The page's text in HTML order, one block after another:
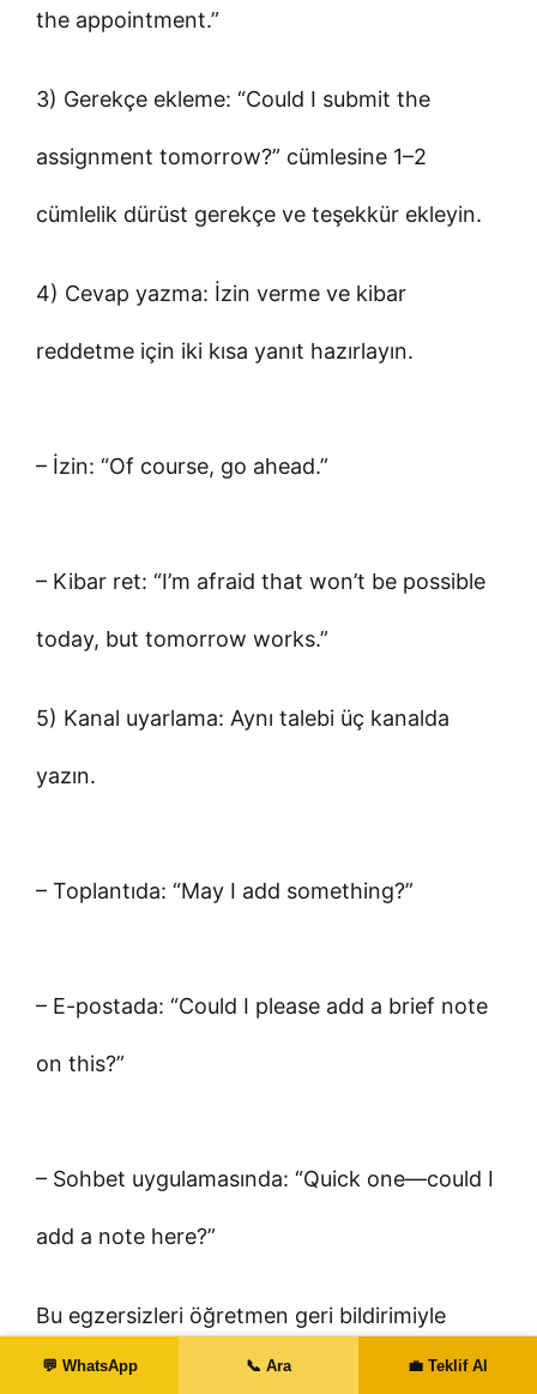
the appointment.”
3) Gerekçe ekleme: “Could I submit the
assignment tomorrow?” cümlesine 1–2
cümlelik dürüst gerekçe ve teşekkür ekleyin.
4) Cevap yazma: İzin verme ve kibar
reddetme için iki kısa yanıt hazırlayın.
– İzin: “Of course, go ahead.”
– Kibar ret: “I’m afraid that won’t be possible
today, but tomorrow works.”
5) Kanal uyarlama: Aynı talebi üç kanalda
yazın.
– Toplantıda: “May I add something?”
– E-postada: “Could I please add a brief note
on this?”
– Sohbet uygulamasında: “Quick one—could I
add a note here?”
Bu egzersizleri öğretmen geri bildirimiyle
çalışmak, hataları hızlıca düzeltmenize yardım
💬 WhatsApp 📞 Ara 💼 Teklif Al